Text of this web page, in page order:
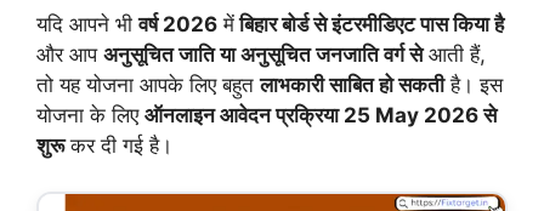
यदि आपने भीवर्ष 2026 मेंबिहार बोर्ड से इंटरमीडिएट पास किया है
और आप अनुसूचित जाति या अनुसूचित जनजाति वर्ग सेआती हैं,
तो यह योजना आपके लिए बहुतलाभकारी साबित हो सकतीहै। इस
योजना के लिए ऑनलाइन आवेदन प्रक्रिया 25 May 2026 से
शुरूकर दी गई है।